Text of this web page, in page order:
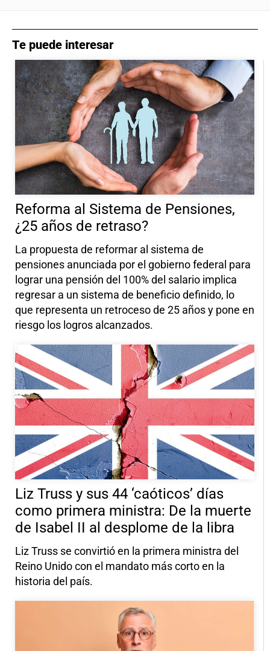
Te puede interesar
Reforma al Sistema de Pensiones,
¿25 años de retraso?
La propuesta de reformar al sistema de
pensiones anunciada por el gobierno federal para
lograr una pensión del 100% del salario implica
regresar a un sistema de beneficio definido, lo
que representa un retroceso de 25 años y pone en
riesgo los logros alcanzados.
Liz Truss y sus 44 ‘caóticos’ días
como primera ministra: De la muerte
de Isabel II al desplome de la libra
Liz Truss se convirtió en la primera ministra del
Reino Unido con el mandato más corto en la
historia del país.